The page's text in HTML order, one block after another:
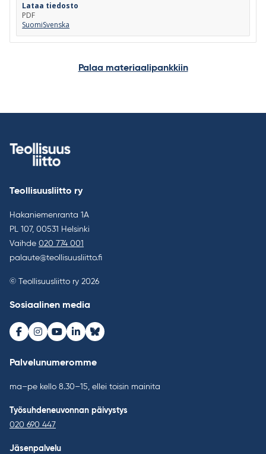
Lataa tiedosto
PDF
SuomiSvenska
Palaa materiaalipankkiin
Teollisuusliitto ry
Hakaniemenranta 1A
PL 107, 00531 Helsinki
Vaihde 020 774 001
palaute@teollisuusliitto.fi
© Teollisuusliitto ry 2026
Sosiaalinen media
Facebook
Instagram
Youtube
LinkedInBluesky
Palvelunumeromme
ma–pe kello 8.30–15, ellei toisin mainita
Työsuhdeneuvonnan päivystys
020 690 447
Jäsenpalvelu